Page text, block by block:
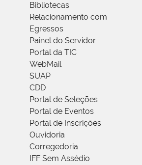
Bibliotecas
Relacionamento com
Egressos
Painel do Servidor
Portal da TIC
WebMail
SUAP
CDD
Portal de Seleções
Portal de Eventos
Portal de Inscrições
Ouvidoria
Corregedoria
IFF Sem Assédio